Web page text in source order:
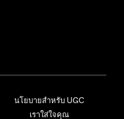
นโยบายสำหรับ UGC
เราใส่ใจคุณ